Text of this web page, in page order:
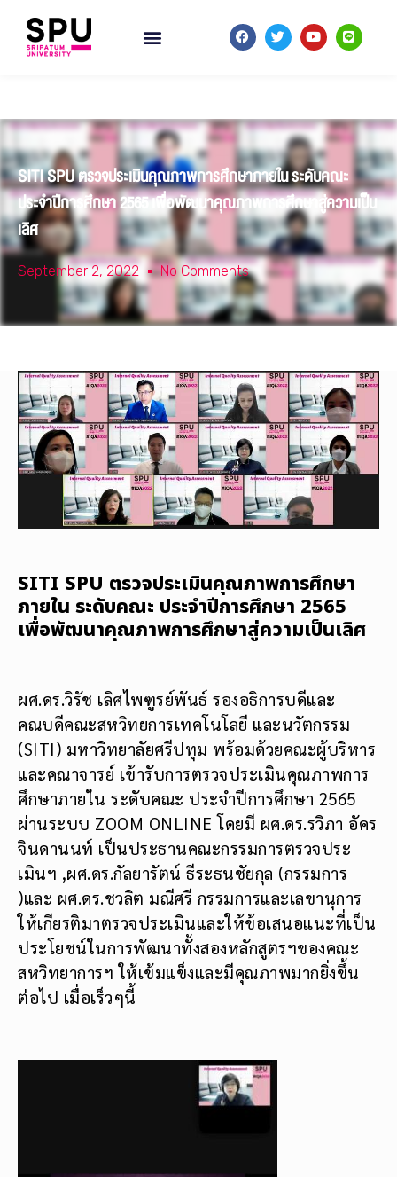
SITI SPU ตรวจประเมินคุณภาพการศึกษาภายใน ระดับคณะ
ประจำปีการศึกษา 2565 เพื่อพัฒนาคุณภาพการศึกษาสู่ความเป็น
เลิศ
September 2, 2022 No Comments
SITI SPU ตรวจประเมินคุณภาพการศึกษา
ภายใน ระดับคณะ ประจำปีการศึกษา 2565
เพื่อพัฒนาคุณภาพการศึกษาสู่ความเป็นเลิศ
ผศ.ดร.วิรัช เลิศไพฑูรย์พันธ์ รองอธิการบดีและ
คณบดีคณะสหวิทยการเทคโนโลยี และนวัตกรรม
(SITI) มหาวิทยาลัยศรีปทุม พร้อมด้วยคณะผู้บริหาร
และคณาจารย์ เข้ารับการตรวจประเมินคุณภาพการ
ศึกษาภายใน ระดับคณะ ประจำปีการศึกษา 2565
ผ่านระบบ ZOOM ONLINE โดยมี ผศ.ดร.รวิภา อัคร
จินดานนท์ เป็นประธานคณะกรรมการตรวจประ
เมินฯ ,ผศ.ดร.กัลยารัตน์ ธีระธนชัยกุล (กรรมการ
)และ ผศ.ดร.ชวลิต มณีศรี กรรมการและเลขานุการ
ให้เกียรติมาตรวจประเมินและให้ข้อเสนอแนะที่เป็น
ประโยชน์ในการพัฒนาทั้งสองหลักสูตรฯของคณะ
สหวิทยาการฯ ให้เข้มแข็งและมีคุณภาพมากยิ่งขึ้น
ต่อไป เมื่อเร็วๆนี้